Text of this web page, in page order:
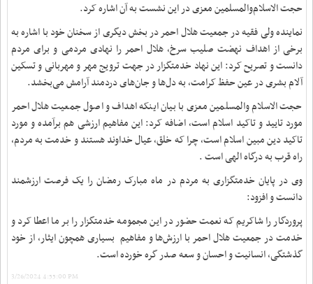
حجت الاسلام‌والمسلمین معزی در این نشست به آن اشاره کرد.
نماینده ولی فقیه در جمعیت هلال احمر در بخش دیگری از سخنان خود با اشاره به
برخی از اهداف نهضت صلیب سرخ، هلال احمر را نهادی مردمی و برای مردم
دانست و تصریح کرد: این نهاد خدمتگزار در جهت ترویج مهر و مهربانی و تسکین
آلام بشری در عین حفظ کرامت، به دل‌ها و جان‌های دردمند آرامش می‌بخشد.
حجت الاسلام والمسلمین معزی با بیان اینکه اهداف و اصول جمعیت هلال احمر
مورد تایید و تاکید اسلام است، اضافه کرد: این مفاهیم ارزشی هم برآمده و مورد
تاکید دین مبین اسلام است، چرا که خلق، عیال خداوند هستند و خدمت به مردم،
راه قرب به درگاه الهی است .
وی در پایان خدمتگزاری به مردم در ماه مبارک رمضان را یک فرصت ارزشمند
دانست و افزود:
پروردگار را شاکریم که نعمت حضور در این مجمومه خدمتگزار را بر ما اعطا کرد و
خدمت در جمعیت هلال احمر با ارزش‌ها و مفاهیم بسیاری همچون ایثار، از خود
گذشتگی، انسانیت و احسان و سعه صدر گره خورده است.
3/26/2024 4:55:00 PM